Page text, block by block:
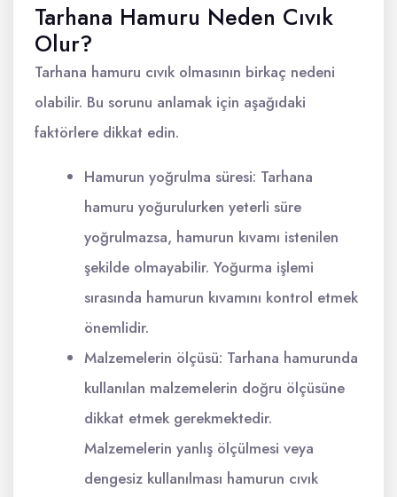
Tarhana Hamuru Neden Cıvık
Olur?
Tarhana hamuru cıvık olmasının birkaç nedeni
olabilir. Bu sorunu anlamak için aşağıdaki
faktörlere dikkat edin.
Hamurun yoğrulma süresi: Tarhana
hamuru yoğurulurken yeterli süre
yoğrulmazsa, hamurun kıvamı istenilen
şekilde olmayabilir. Yoğurma işlemi
sırasında hamurun kıvamını kontrol etmek
önemlidir.
Malzemelerin ölçüsü: Tarhana hamurunda
kullanılan malzemelerin doğru ölçüsüne
dikkat etmek gerekmektedir.
Malzemelerin yanlış ölçülmesi veya
dengesiz kullanılması hamurun cıvık